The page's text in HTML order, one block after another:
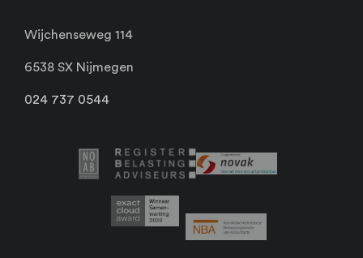
Wijchenseweg 114
6538 SX Nijmegen
024 737 0544